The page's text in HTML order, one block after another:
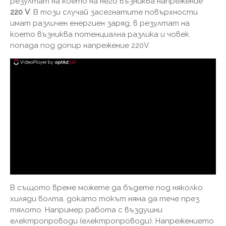
220 V. В този случай засегнатите повърхности
имат различен енергиен заряд, в резултат на
което възниква потенциална разлика и човек
попада под допир напрежение 220V.
В същото време можете да бъдете под няколко
хиляди волта, докато токът няма да тече през
тялото. Например работа с въздушни
електропроводи (електропроводи). Напрежението